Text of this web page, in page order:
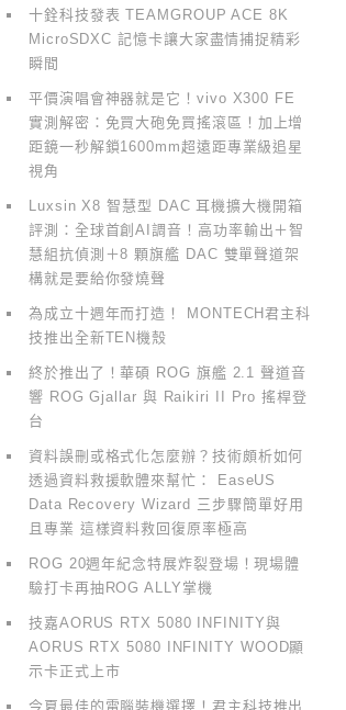
十銓科技發表 TEAMGROUP ACE 8K
MicroSDXC 記憶卡讓大家盡情捕捉精彩
瞬間
平價演唱會神器就是它！vivo X300 FE
實測解密：免買大砲免買搖滾區！加上增
距鏡一秒解鎖1600mm超遠距專業級追星
視角
Luxsin X8 智慧型 DAC 耳機擴大機開箱
評測：全球首創AI調音！高功率輸出＋智
慧組抗偵測＋8 顆旗艦 DAC 雙單聲道架
構就是要給你發燒聲
為成立十週年而打造！ MONTECH君主科
技推出全新TEN機殼
終於推出了！華碩 ROG 旗艦 2.1 聲道音
響 ROG Gjallar 與 Raikiri II Pro 搖桿登
台
資料誤刪或格式化怎麼辦？技術頗析如何
透過資料救援軟體來幫忙： EaseUS
Data Recovery Wizard 三步驟簡單好用
且專業 這樣資料救回復原率極高
ROG 20週年紀念特展炸裂登場！現場體
驗打卡再抽ROG ALLY掌機
技嘉AORUS RTX 5080 INFINITY與
AORUS RTX 5080 INFINITY WOOD顯
示卡正式上市
今夏最佳的電腦裝機選擇！君主科技推出